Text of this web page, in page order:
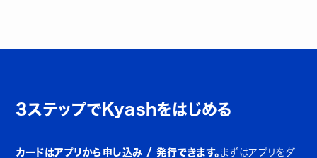
3ステップでKyashをはじめる
カードはアプリから申し込み / 発行できます。 まずはアプリをダ